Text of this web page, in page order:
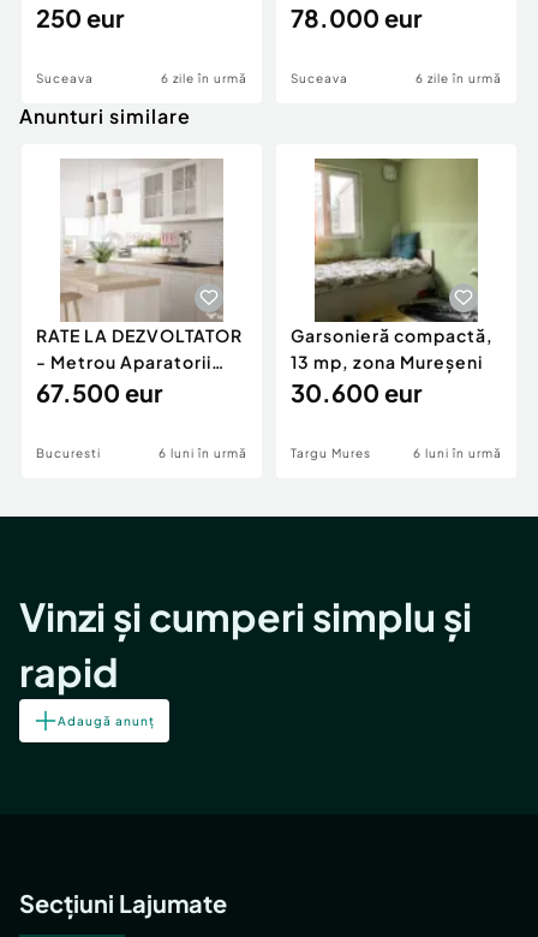
250 eur
Suceava 6 zile în urmă
Zona Centru
78.000 eur
Suceava 6 zile în urmă
Anunturi similare
RATE LA DEZVOLTATOR
- Metrou Aparatorii
Patriei -
67.500 eur
Bucuresti 6 luni în urmă
Garsonieră compactă,
13 mp, zona Mureșeni
30.600 eur
Targu Mures 6 luni în urmă
Vinzi și cumperi simplu și
rapid
Adaugă anunț
Secțiuni Lajumate